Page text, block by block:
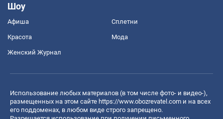
Шоу
Афиша Сплетни
Красота Мода
Женский Журнал
Использование любых материалов (в том числе фото- и видео-),
размещенных на этом сайте https://www.obozrevatel.com и на всех
его поддоменах, в любом виде строго запрещено.